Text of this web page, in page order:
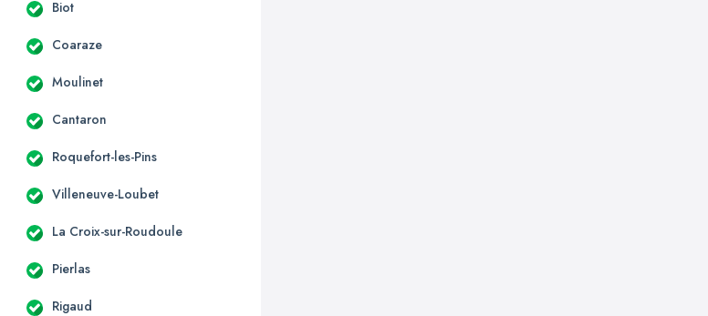
Biot
Coaraze
Moulinet
Cantaron
Roquefort-les-Pins
Villeneuve-Loubet
La Croix-sur-Roudoule
Pierlas
Rigaud